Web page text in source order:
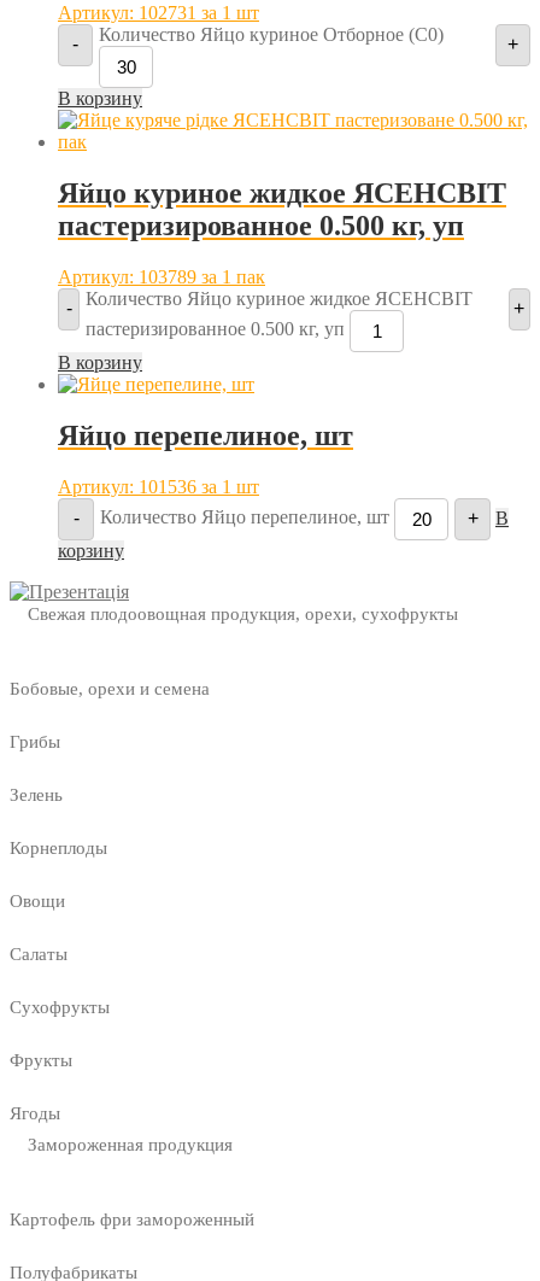
Артикул: 102731 за 1 шт
-
Количество Яйцо куриное Отборное (С0) +
В корзину
Яйцо куриное жидкое ЯСЕНСВІТ
пастеризированное 0.500 кг, уп
Артикул: 103789 за 1 пак
-
Количество Яйцо куриное жидкое ЯСЕНСВІТ
пастеризированное 0.500 кг, уп
+
В корзину
Яйцо перепелиное, шт
Артикул: 101536 за 1 шт
-
Количество Яйцо перепелиное, шт +
В
корзину
Свежая плодоовощная продукция, орехи, сухофрукты
Бобовые, орехи и семена
Грибы
Зелень
Корнеплоды
Овощи
Салаты
Сухофрукты
Фрукты
Ягоды
Замороженная продукция
Картофель фри замороженный
Полуфабрикаты